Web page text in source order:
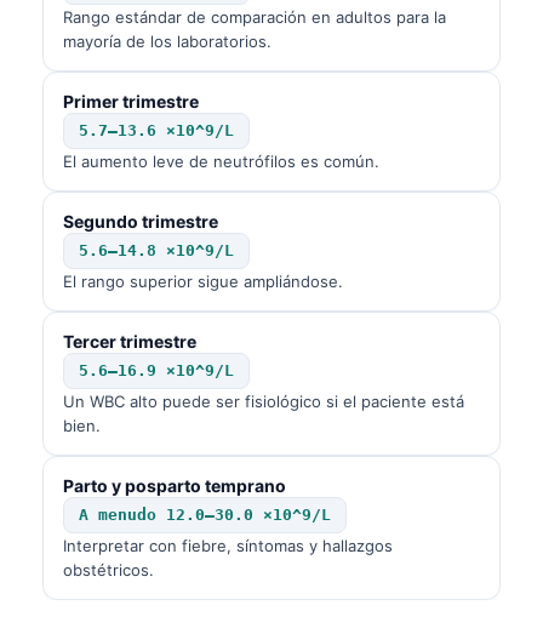
Rango estándar de comparación en adultos para la
mayoría de los laboratorios.
Primer trimestre
5.7–13.6 ×10^9/L
El aumento leve de neutrófilos es común.
Segundo trimestre
5.6–14.8 ×10^9/L
El rango superior sigue ampliándose.
Tercer trimestre
5.6–16.9 ×10^9/L
Un WBC alto puede ser fisiológico si el paciente está
bien.
Parto y posparto temprano
A menudo 12.0–30.0 ×10^9/L
Interpretar con fiebre, síntomas y hallazgos
obstétricos.